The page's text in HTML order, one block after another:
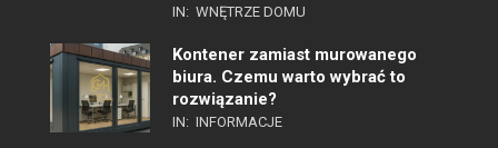
IN: WNĘTRZE DOMU
Kontener zamiast murowanego
biura. Czemu warto wybrać to
rozwiązanie?
IN: INFORMACJE